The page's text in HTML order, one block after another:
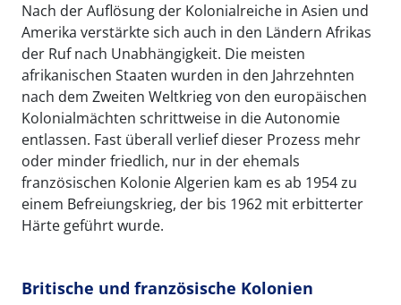
Nach der Auflösung der Kolonialreiche in Asien und
Amerika verstärkte sich auch in den Ländern Afrikas
der Ruf nach Unabhängigkeit. Die meisten
afrikanischen Staaten wurden in den Jahrzehnten
nach dem Zweiten Weltkrieg von den europäischen
Kolonialmächten schrittweise in die Autonomie
entlassen. Fast überall verlief dieser Prozess mehr
oder minder friedlich, nur in der ehemals
französischen Kolonie Algerien kam es ab 1954 zu
einem Befreiungskrieg, der bis 1962 mit erbitterter
Härte geführt wurde.
Britische und französische Kolonien